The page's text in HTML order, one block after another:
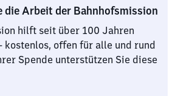
die Arbeit der Bahnhofsmission
hilft seit über 100 Jahren
kostenlos, offen für alle und rund
Spende unterstützen Sie diese